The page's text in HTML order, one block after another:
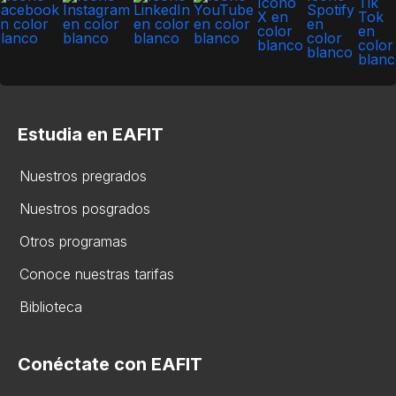
Estudia en EAFIT
Nuestros pregrados
Nuestros posgrados
Otros programas
Conoce nuestras tarifas
Biblioteca
Conéctate con EAFIT